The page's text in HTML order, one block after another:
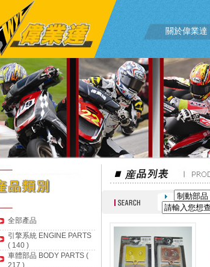
關於偉業達
全部產品
引擎系統 ENGINE PARTS
( 140 )
車體部品 BODY PARTS (
217 )